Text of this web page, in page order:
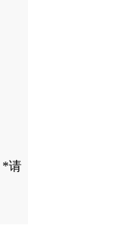
*请